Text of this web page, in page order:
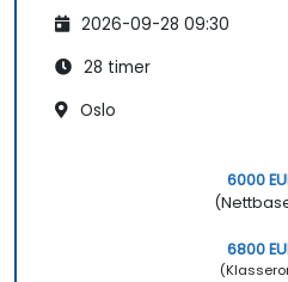
2026-09-28 09:30
28 timer
Oslo
6000
6800